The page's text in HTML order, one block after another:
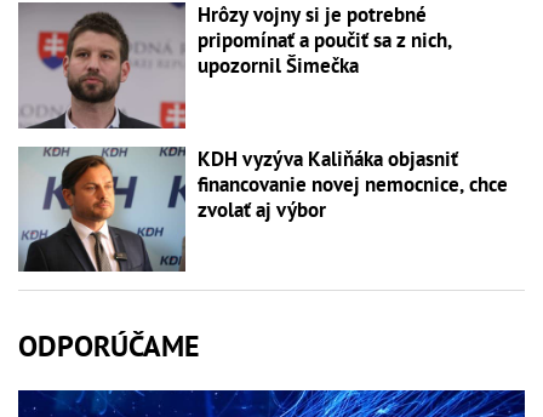
Hrôzy vojny si je potrebné
pripomínať a poučiť sa z nich,
upozornil Šimečka
KDH vyzýva Kaliňáka objasniť
financovanie novej nemocnice, chce
zvolať aj výbor
ODPORÚČAME